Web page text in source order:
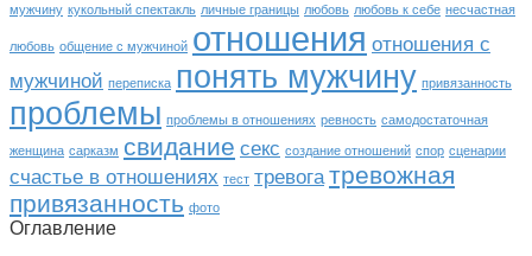
мужчину кукольный спектакль личные границы любовь любовь к себе несчастная
любовь общение с мужчиной отношения отношения с
мужчиной переписка понять мужчину привязанность
проблемы проблемы в отношениях ревность самодостаточная
женщина сарказм свидание секс создание отношений спор сценарии
счастье в отношениях тест тревога тревожная
привязанность фото
Оглавление